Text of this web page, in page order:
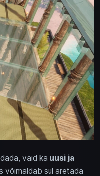
vaid ka uusi ja
võimaldab sul aretada